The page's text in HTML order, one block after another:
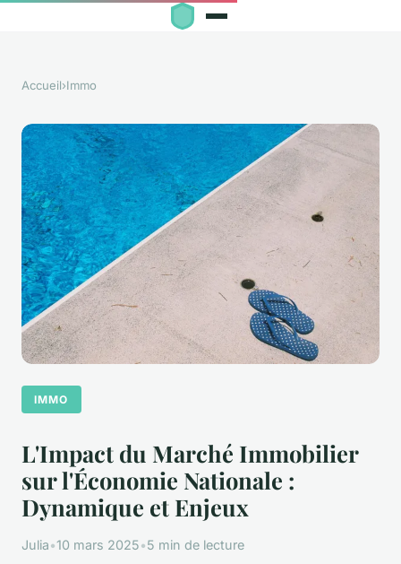
Accueil›Immo
IMMO
L'Impact du Marché Immobilier
sur l'Économie Nationale :
Dynamique et Enjeux
Julia•10 mars 2025•5 min de lecture